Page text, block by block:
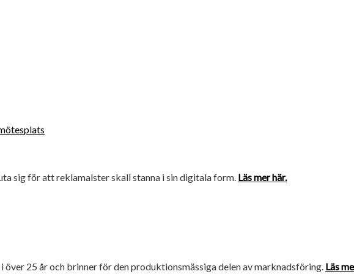
sig för att reklamalster skall stanna i sin digitala form. Läs mer här.
över 25 år och brinner för den produktionsmässiga delen av marknadsföring. Läs